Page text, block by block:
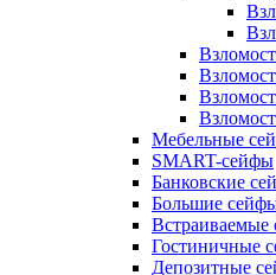
Мебельные
SMART-сейфы
Банковские
Большие
Встраиваемые
Гостиничные
Депозитные